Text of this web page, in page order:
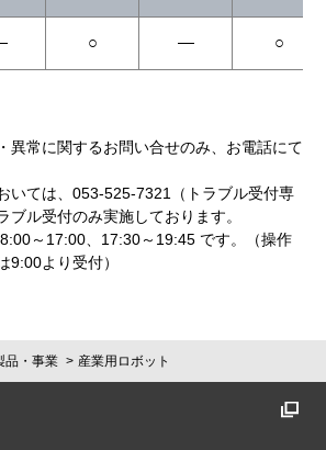
○ ― ○
異常に関するお問い合せのみ、お電話にて
いては、053-525-7321（トラブル受付専
ブル受付のみ実施しております。
～17:00、17:30～19:45 です。（操作
9:00より受付）
品・事業 産業用ロボット